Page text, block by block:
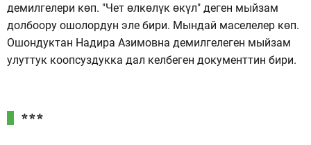
демилгелери көп. "Чет өлкөлүк өкүл" деген мыйзам
долбоору ошолордун эле бири. Мындай маселелер көп.
Ошондуктан Надира Азимовна демилгелеген мыйзам
улуттук коопсуздукка дал келбеген документтин бири.
***